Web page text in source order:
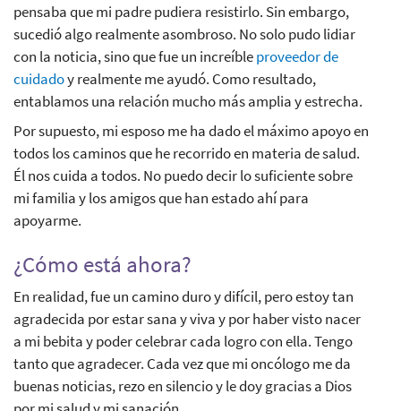
pensaba que mi padre pudiera resistirlo. Sin embargo,
sucedió algo realmente asombroso. No solo pudo lidiar
con la noticia, sino que fue un increíbleproveedor de
cuidadoy realmente me ayudó. Como resultado,
entablamos una relación mucho más amplia y estrecha.
Por supuesto, mi esposo me ha dado el máximo apoyo en
todos los caminos que he recorrido en materia de salud.
Él nos cuida a todos. No puedo decir lo suficiente sobre
mi familia y los amigos que han estado ahí para
apoyarme.
¿Cómo está ahora?
En realidad, fue un camino duro y difícil, pero estoy tan
agradecida por estar sana y viva y por haber visto nacer
a mi bebita y poder celebrar cada logro con ella. Tengo
tanto que agradecer. Cada vez que mi oncólogo me da
buenas noticias, rezo en silencio y le doy gracias a Dios